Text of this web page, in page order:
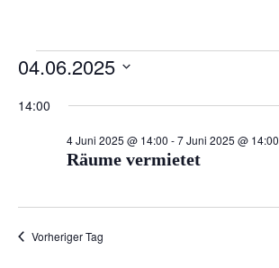
Veranstaltungen
für
2025
04.06.2025
wählen.
14:00
Räume vermietet
4 Juni 2025 @ 14:00 -7 Juni 2025 @ 14:00
Vorheriger Tag